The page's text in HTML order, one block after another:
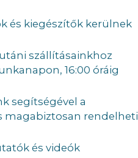
és kiegészítők kerülnek
szállításainkhoz
16:00 óráig
segítségével a
magabiztosan rendelheti
és videók